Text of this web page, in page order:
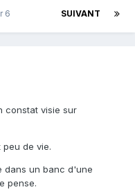
SUIVANT
6
constat visie sur
de vie.
dans un banc d'une
pense.